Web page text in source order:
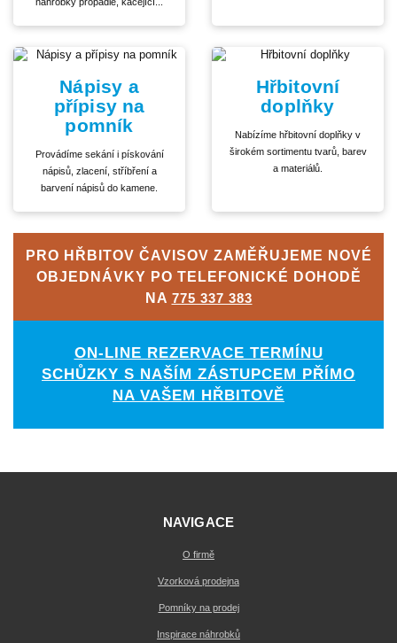
Nápisy a
přípisy na
pomník
Provádíme sekání i pískování
nápisů, zlacení, stříbření a
barvení nápisů do kamene.
Hřbitovní
doplňky
Nabízíme hřbitovní doplňky v
širokém sortimentu tvarů, barev
a materiálů.
PRO HŘBITOV ČAVISOV ZAMĚŘUJEME NOVÉ
OBJEDNÁVKY PO TELEFONICKÉ DOHODĚ
NA 775 337 383
ON-LINE REZERVACE TERMÍNU
SCHŮZKY S NAŠÍM ZÁSTUPCEM PŘÍMO
NA VAŠEM HŘBITOVĚ
NAVIGACE
O firmě
Vzorková prodejna
Pomníky na prodej
Inspirace náhrobků